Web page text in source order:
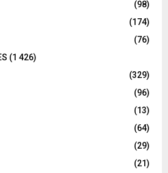
(98)
(174)
(76)
(1 426)
(329)
(96)
(13)
(64)
(29)
(21)